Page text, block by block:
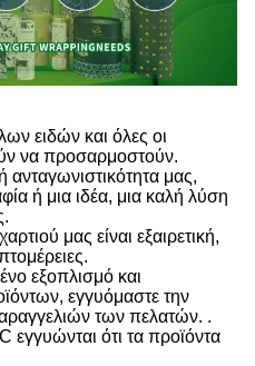
ειδών και όλες οι
να προσαρμοστούν.
ανταγωνιστικότητα μας,
ή μια ιδέα, μια καλή λύση
μας είναι εξαιρετική,
εξοπλισμό και
εγγυόμαστε την
των πελατών. .
εγγυώνται ότι τα προϊόντα